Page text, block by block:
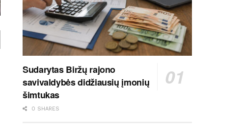
Sudarytas Biržų rajono
savivaldybės didžiausių įmonių
šimtukas
0 SHARES